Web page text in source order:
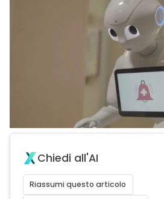
Chiedi all'AI
Riassumi questo articolo